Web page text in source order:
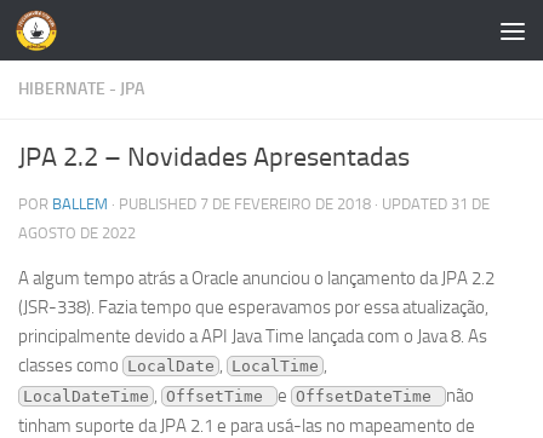
Skip to content
HIBERNATE - JPA
JPA 2.2 – Novidades Apresentadas
POR BALLEM · PUBLISHED 7 DE FEVEREIRO DE 2018 · UPDATED 31 DE
AGOSTO DE 2022
A algum tempo atrás a Oracle anunciou o lançamento da JPA 2.2
(JSR-338). Fazia tempo que esperavamos por essa atualização,
principalmente devido a API Java Time lançada com o Java 8. As
classes como LocalDate , LocalTime ,
LocalDateTime , OffsetTime e OffsetDateTime
não
tinham suporte da JPA 2.1 e para usá-las no mapeamento de